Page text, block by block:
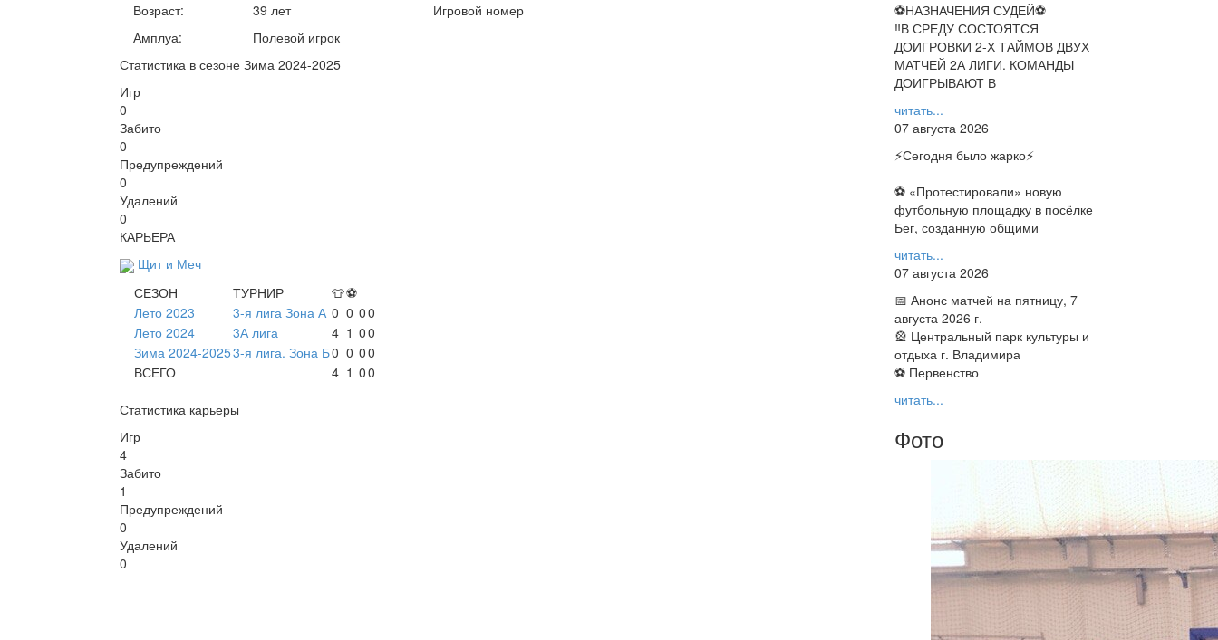
Возраст:
Амплуа:
39 лет
Полевой игрок
Игровой номер
Статистика в сезоне Зима 2024-2025
Игр
0
Забито
0
Предупреждений
0
Удалений
0
КАРЬЕРА
Щит и Меч
СЕЗОН
ТУРНИР 👕⚽
Лето 2023
3-я лига Зона А 0 0 00
Лето 2024
3А лига 4 1 00
Зима 2024-20253-я лига. Зона Б0 0 00
ВСЕГО
4 1 00
Статистика карьеры
Игр
4
Забито
1
Предупреждений
0
Удалений
0
⚽НАЗНАЧЕНИЯ СУДЕЙ⚽
‼В СРЕДУ СОСТОЯТСЯ
ДОИГРОВКИ 2-Х ТАЙМОВ ДВУХ
МАТЧЕЙ 2А ЛИГИ. КОМАНДЫ
ДОИГРЫВАЮТ В
читать...
07 августа 2026
⚡️Сегодня было жарко⚡️
⚽ ️«Протестировали» новую
футбольную площадку в посёлке
Бег, созданную общими
читать...
07 августа 2026
📅 Анонс матчей на пятницу, 7
августа 2026 г.
🎡 Центральный парк культуры и
отдыха г. Владимира
⚽ Первенство
читать...
Фото